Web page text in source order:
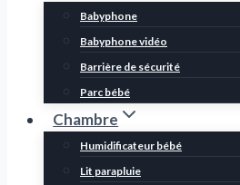
Babyphone
Babyphone vidéo
Barrière de sécurité
Parc bébé
Chambre
Humidificateur bébé
Lit parapluie